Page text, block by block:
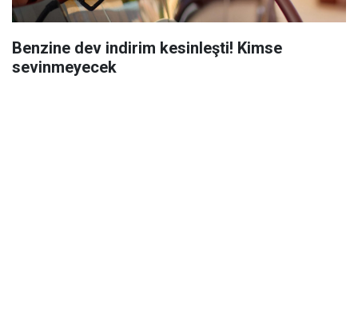
Benzine dev indirim kesinleşti! Kimse
sevinmeyecek